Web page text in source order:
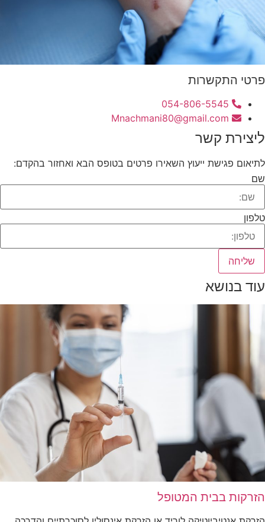
פרטי התקשרות
054-806-5545
Mnachmani80@gmail.com
ליצירת קשר
לתיאום פגישת ייעוץ השאירו פרטים בטופס הבא ואחזור בהקדם:
שם
טלפון
שליחה
עוד בנושא
הזרקות בבית המטופל